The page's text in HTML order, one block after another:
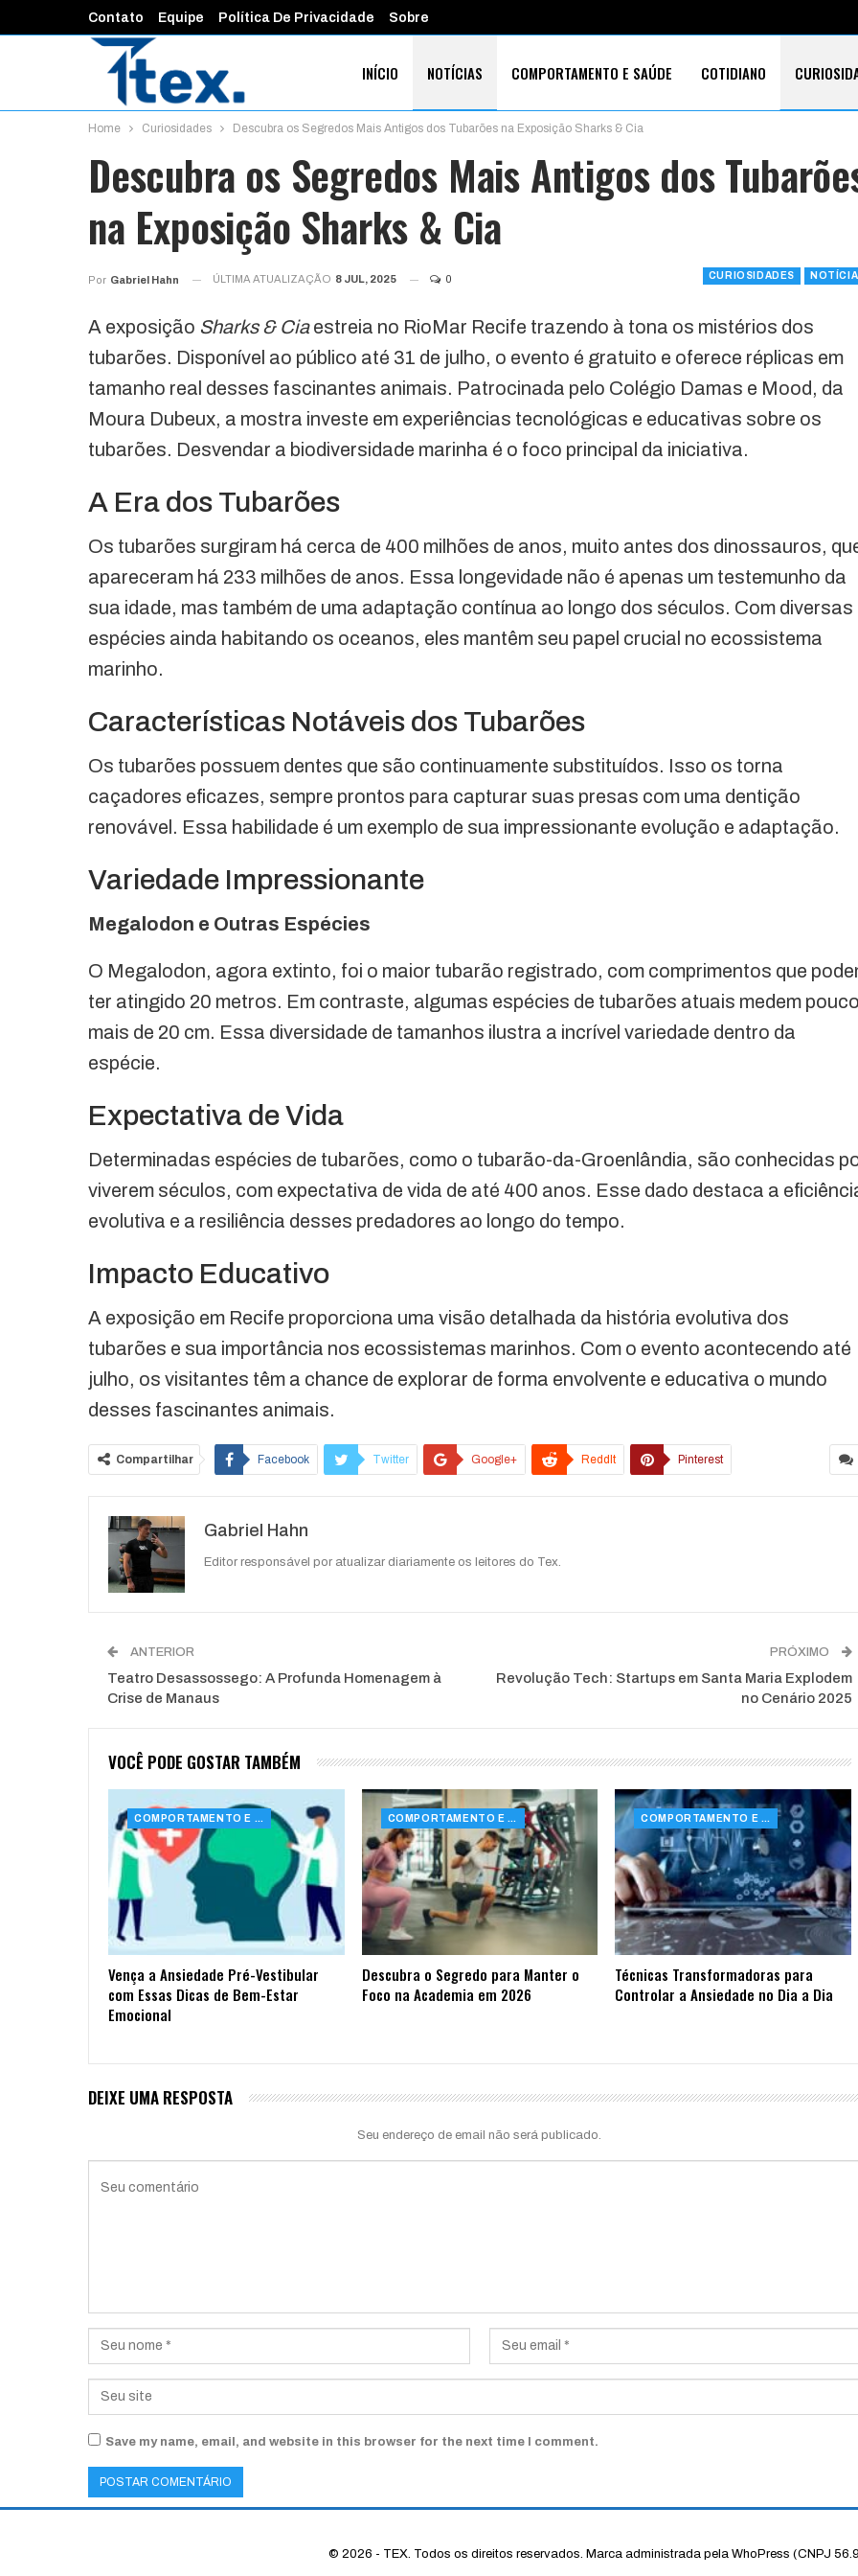
Contato Equipe Política De Privacidade Sobre
INÍCIO NOTÍCIAS COMPORTAMENTO E SAÚDE COTIDIANO
Home Curiosidades Descubra os Segredos Mais Antigos dos Tubarões na Exposição Sharks & Cia
Descubra os Segredos Mais Antigos dos
na Exposição Sharks & Cia
CURIOSIDADES
Por Gabriel Hahn ÚLTIMA ATUALIZAÇÃO 8 JUL, 2025 0
A exposição Sharks & Ciaestreia no RioMar Recife trazendo à tona os mistérios dos
tubarões. Disponível ao público até 31 de julho, o evento é gratuito e oferece réplicas em
tamanho real desses fascinantes animais. Patrocinada pelo Colégio Damas e Mood, da
Moura Dubeux, a mostra investe em experiências tecnológicas e educativas sobre os
tubarões. Desvendar a biodiversidade marinha é o foco principal da iniciativa.
A Era dos Tubarões
Os tubarões surgiram há cerca de 400 milhões de anos, muito antes dos dinossauros,
apareceram há 233 milhões de anos. Essa longevidade não é apenas um testemunho da
sua idade, mas também de uma adaptação contínua ao longo dos séculos. Com diversas
espécies ainda habitando os oceanos, eles mantêm seu papel crucial no ecossistema
marinho.
Características Notáveis dos Tubarões
Os tubarões possuem dentes que são continuamente substituídos. Isso os torna
caçadores eficazes, sempre prontos para capturar suas presas com uma dentição
renovável. Essa habilidade é um exemplo de sua impressionante evolução e adaptação.
Variedade Impressionante
Megalodon e Outras Espécies
O Megalodon, agora extinto, foi o maior tubarão registrado, com comprimentos que
ter atingido 20 metros. Em contraste, algumas espécies de tubarões atuais medem
mais de 20 cm. Essa diversidade de tamanhos ilustra a incrível variedade dentro da
espécie.
Expectativa de Vida
Determinadas espécies de tubarões, como o tubarão-da-Groenlândia, são conhecidas
viverem séculos, com expectativa de vida de até 400 anos. Esse dado destaca a
evolutiva e a resiliência desses predadores ao longo do tempo.
Impacto Educativo
A exposição em Recife proporciona uma visão detalhada da história evolutiva dos
tubarões e sua importância nos ecossistemas marinhos. Com o evento acontecendo até
julho, os visitantes têm a chance de explorar de forma envolvente e educativa o mundo
desses fascinantes animais.
Compartilhar Facebook Twitter Google+ ReddIt Pinterest
Gabriel Hahn
Editor responsável por atualizar diariamente os leitores do Tex.
ANTERIOR
Teatro Desassossego: A Profunda Homenagem à
Crise de Manaus
PRÓXIMO
Revolução Tech: Startups em Santa Maria Explodem
no Cenário 2025
VOCÊ PODE GOSTAR TAMBÉM
COMPORTAMENTO E SAÚDE
Vença a Ansiedade Pré-Vestibular
com Essas Dicas de Bem-Estar
Emocional
COMPORTAMENTO E SAÚDE
Descubra o Segredo para Manter o
Foco na Academia em 2026
COMPORTAMENTO E SAÚDE
Técnicas Transformadoras para
Controlar a Ansiedade no Dia a Dia
DEIXE UMA RESPOSTA
Seu endereço de email não será publicado.
Save my name, email, and website in this browser for the next time I comment.
© 2026 - TEX. Todos os direitos reservados. Marca administrada pela WhoPress (CNPJ